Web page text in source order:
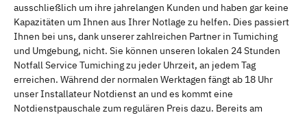
ausschließlich um ihre jahrelangen Kunden und haben gar keine
Kapazitäten um Ihnen aus Ihrer Notlage zu helfen. Dies passiert
Ihnen bei uns, dank unserer zahlreichen Partner in Tumiching
und Umgebung, nicht. Sie können unseren lokalen 24 Stunden
Notfall Service Tumiching zu jeder Uhrzeit, an jedem Tag
erreichen. Während der normalen Werktagen fängt ab 18 Uhr
unser Installateur Notdienst an und es kommt eine
Notdienstpauschale zum regulären Preis dazu. Bereits am